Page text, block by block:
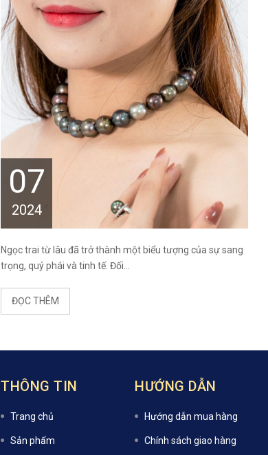
07
2024
Ngọc trai từ lâu đã trở thành một biểu tượng của sự sang
trọng, quý phái và tinh tế. Đối...
ĐỌC THÊM
THÔNG TIN
Trang chủ
Sản phẩm
HƯỚNG DẪN
Hướng dẫn mua hàng
Chính sách giao hàng